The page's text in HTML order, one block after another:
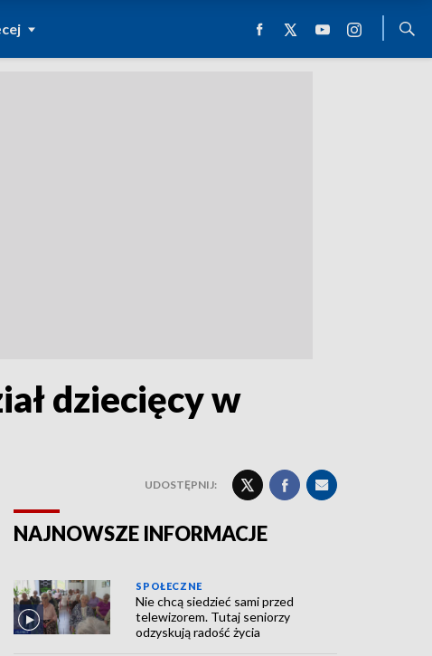
dziecięcy w
UDOSTĘPNIJ:
NAJNOWSZE INFORMACJE
SPOŁECZNE
Nie chcą siedzieć sami przed
telewizorem. Tutaj seniorzy
odzyskują radość życia